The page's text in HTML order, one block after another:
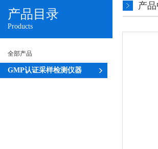
产品目录
Products
全部产品
GMP认证采样检测仪器
产